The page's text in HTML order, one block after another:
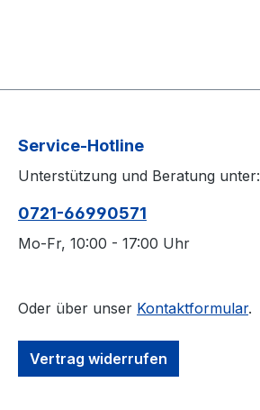
Service-Hotline
Unterstützung und Beratung unter:
0721-66990571
Mo-Fr, 10:00 - 17:00 Uhr
Oder über unser Kontaktformular.
Vertrag widerrufen